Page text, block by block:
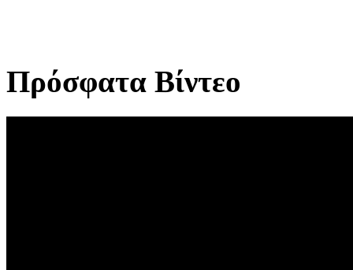
Πρόσφατα Βίντεο